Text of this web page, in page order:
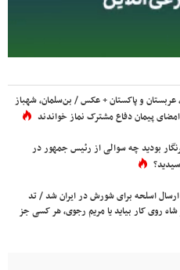
عربستان و پاکستان + عکس / بن‌سلمان، شهباز
پیمان دفاع مشترک نماز خواندند
بودید چه سوالی از رئیس جمهور در
ارسال اسلحه برای شورش در ایران شد / تد
روی کار بیاید یا مریم رجوی، هر کسی جز